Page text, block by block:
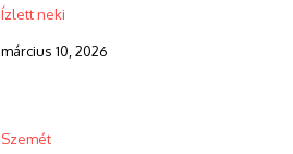
Ízlett neki
március 10, 2026
Szemét